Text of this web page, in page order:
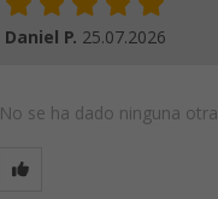
Daniel P. 25.07.2026
No se ha dado ninguna